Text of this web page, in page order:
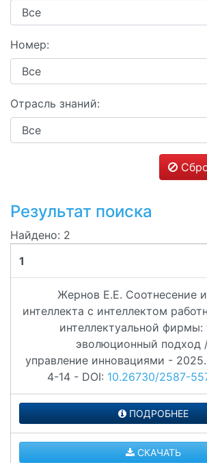
Номер:
Отрасль знаний:
Результат поиска
Найдено: 2
1
Жернов Е.Е. Соотнесение
интеллекта с интеллектом
интеллектуальной фирмы:
эволюционный подход
управление инновациями -
4-14 - DOI: 10.26730/2587-
ПОДРОБНЕЕ
СКАЧАТЬ